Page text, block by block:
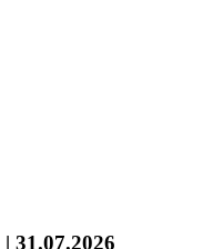
| 31.07.2026